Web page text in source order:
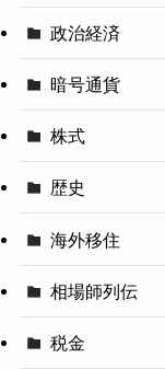
政治経済
暗号通貨
株式
歴史
海外移住
相場師列伝
税金